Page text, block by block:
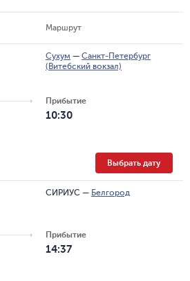
Маршрут
Сухум — Санкт-Петербург
(Витебский вокзал)
Прибытие
10:30
Выбрать дату
СИРИУС — Белгород
Прибытие
14:37